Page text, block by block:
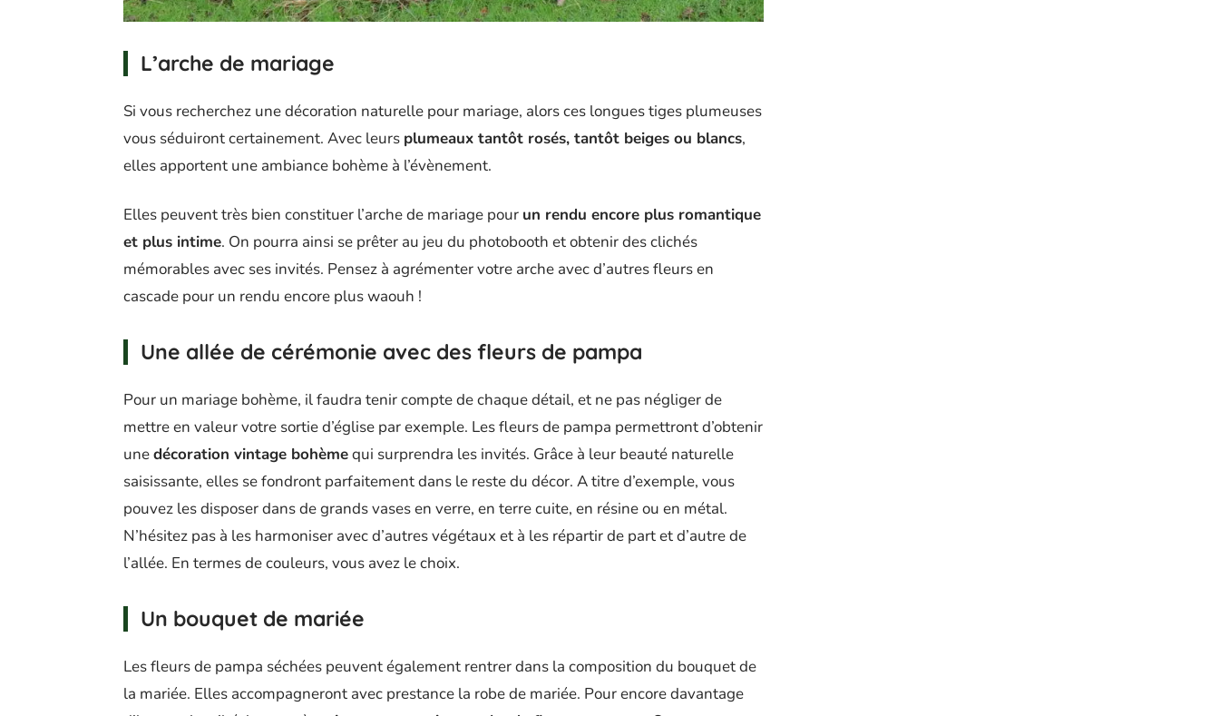
L’arche de mariage
Si vous recherchez une décoration naturelle pour mariage, alors ces longues tiges plumeuses
vous séduiront certainement. Avec leurs plumeaux tantôt rosés, tantôt beiges ou blancs,
elles apportent une ambiance bohème à l’évènement.
Elles peuvent très bien constituer l’arche de mariage pour un rendu encore plus romantique
et plus intime. On pourra ainsi se prêter au jeu du photobooth et obtenir des clichés
mémorables avec ses invités. Pensez à agrémenter votre arche avec d’autres fleurs en
cascade pour un rendu encore plus waouh !
Une allée de cérémonie avec des fleurs de pampa
Pour un mariage bohème, il faudra tenir compte de chaque détail, et ne pas négliger de
mettre en valeur votre sortie d’église par exemple. Les fleurs de pampa permettront d’obtenir
unedécoration vintage bohèmequi surprendra les invités. Grâce à leur beauté naturelle
saisissante, elles se fondront parfaitement dans le reste du décor. A titre d’exemple, vous
pouvez les disposer dans de grands vases en verre, en terre cuite, en résine ou en métal.
N’hésitez pas à les harmoniser avec d’autres végétaux et à les répartir de part et d’autre de
l’allée. En termes de couleurs, vous avez le choix.
Un bouquet de mariée
Les fleurs de pampa séchées peuvent également rentrer dans la composition du bouquet de
la mariée. Elles accompagneront avec prestance la robe de mariée. Pour encore davantage